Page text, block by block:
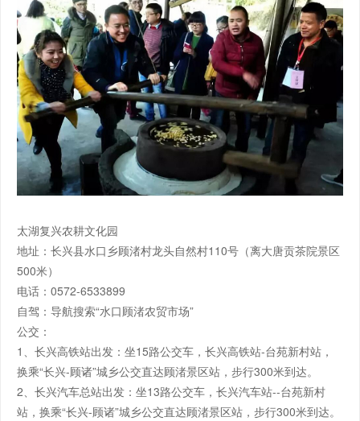
太湖复兴农耕文化园
地址：长兴县水口乡顾渚村龙头自然村110号（离大唐贡茶院景区
500米）
电话：0572-6533899
自驾：导航搜索“水口顾渚农贸市场”
公交：
1、长兴高铁站出发：坐15路公交车，长兴高铁站-台苑新村站，
换乘“长兴-顾诸”城乡公交直达顾渚景区站，步行300米到达。
2、长兴汽车总站出发：坐13路公交车，长兴汽车站--台苑新村
站，换乘“长兴-顾诸”城乡公交直达顾渚景区站，步行300米到达。